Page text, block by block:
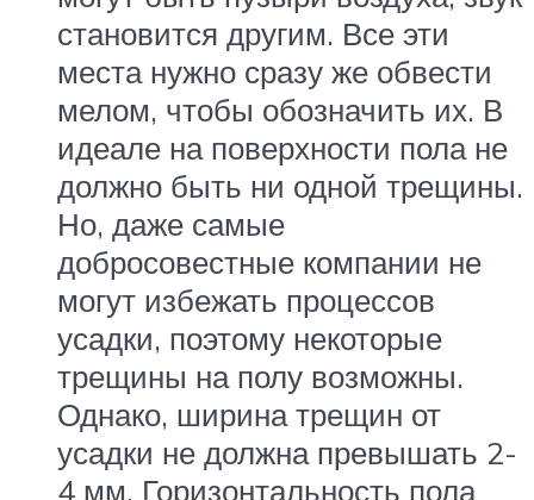
становится другим. Все эти
места нужно сразу же обвести
мелом, чтобы обозначить их. В
идеале на поверхности пола не
должно быть ни одной трещины.
Но, даже самые
добросовестные компании не
могут избежать процессов
усадки, поэтому некоторые
трещины на полу возможны.
Однако, ширина трещин от
усадки не должна превышать 2-
4 мм. Горизонтальность пола